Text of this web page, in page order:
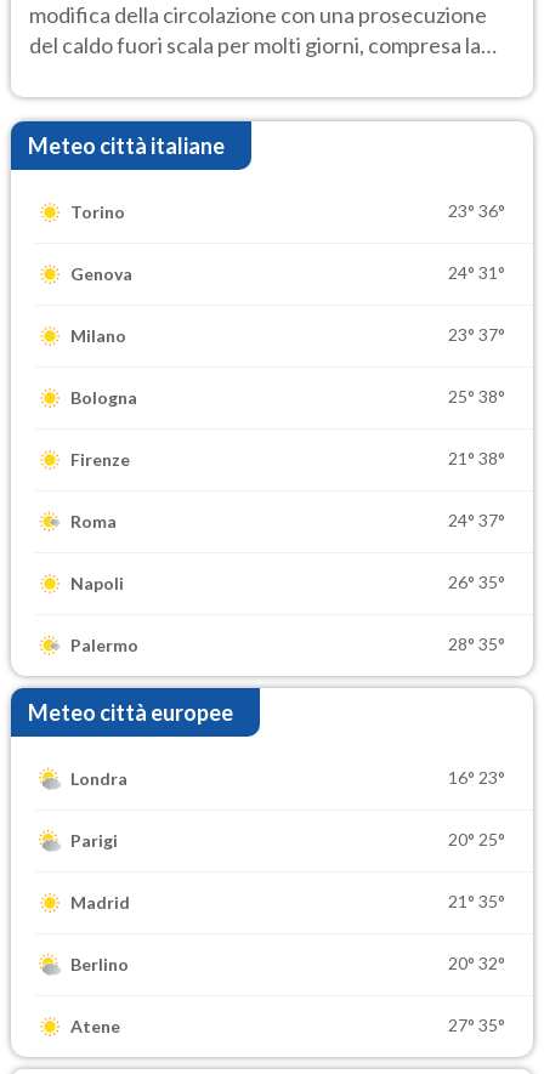
modifica della circolazione con una prosecuzione
del caldo fuori scala per molti giorni, compresa la
Meteo città italiane
Torino 23° 36°
Genova 24° 31°
Milano 23° 37°
Bologna 25° 38°
Firenze 21° 38°
Roma 24° 37°
Napoli 26° 35°
Palermo 28° 35°
Meteo città europee
Londra 16° 23°
Parigi 20° 25°
Madrid 21° 35°
Berlino 20° 32°
Atene 27° 35°